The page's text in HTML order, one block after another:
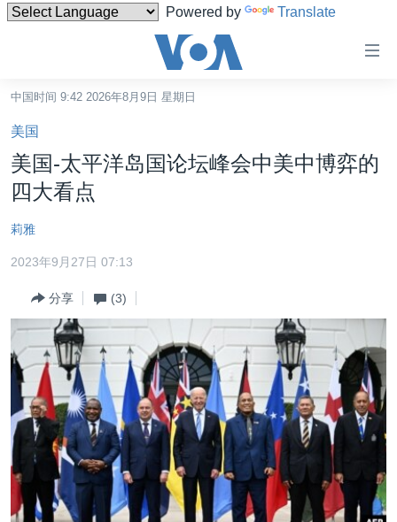
Powered by Translate
碍
链
接
跳
内
容
到
导
航
检
索
中国
最新国际新闻
中东
欧洲
非洲
美洲
全球议题
分类新闻
经济·金融·贸易
人权·法律·宗教
科教·文娱·体健
军事
劳工
环境
美中关系
热点专题
白宫要闻
国会报道
美中关系
美国建国250周年
VOA视频
VOA今日焦点
中文广播
关注我们
中国时间 9:42 2026年8月9日 星期日
美国
美国-太平洋岛国论坛峰会中美中博弈的
四大看点
莉雅
2023年9月27日 07:13
分享 (3)